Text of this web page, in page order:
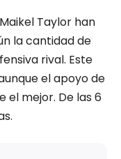
Taylor han
la cantidad de
rival. Este
el apoyo de
el mejor. De las 6